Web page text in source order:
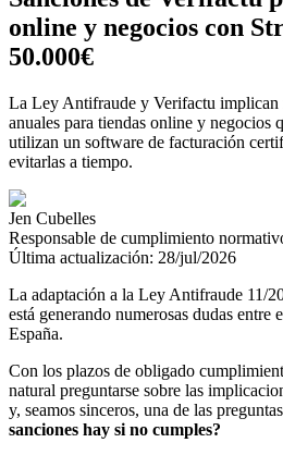
online y negocios con
50.000€
La Ley Antifraude y Verifactu implican
anuales para tiendas online y negocios
utilizan un software de facturación
evitarlas a tiempo.
Jen Cubelles
Responsable de cumplimiento
Última actualización: 28/jul/2026
La adaptación a la Ley Antifraude 11/
está generando numerosas dudas entre
España.
Con los plazos de obligado
natural preguntarse sobre las
y, seamos sinceros, una de las
sanciones hay si no cumples?